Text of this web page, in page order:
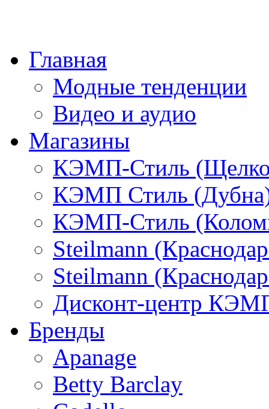
Главная
Модные тенденции
Видео и аудио
Магазины
КЭМП-Стиль
КЭМП Стиль
КЭМП-Стиль
Steilmann
Steilmann
Дисконт-центр
Бренды
Apanage
Betty Barclay